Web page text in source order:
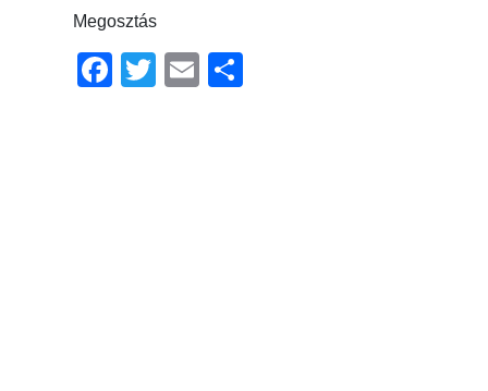
Megosztás
Facebook
TwitterEmail